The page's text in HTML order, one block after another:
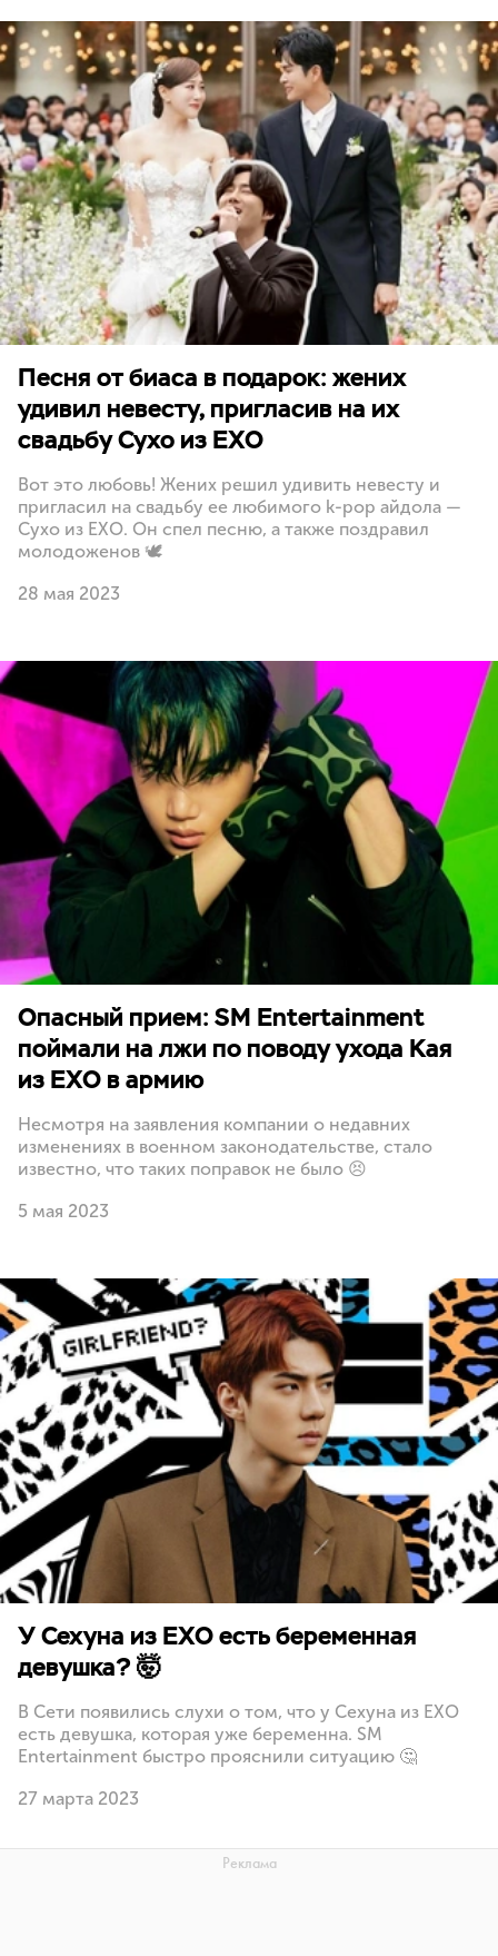
Песня от биаса в подарок: жених
удивил невесту, пригласив на их
свадьбу Сухо из EXO
Вот это любовь! Жених решил удивить невесту и
пригласил на свадьбу ее любимого k-pop айдола —
Сухо из EXO. Он спел песню, а также поздравил
молодоженов 🕊
28 мая 2023
Опасный прием: SM Entertainment
поймали на лжи по поводу ухода Кая
из EXO в армию
Несмотря на заявления компании о недавних
изменениях в военном законодательстве, стало
известно, что таких поправок не было 😣
5 мая 2023
У Сехуна из EXO есть беременная
девушка? 🤯
В Сети появились слухи о том, что у Сехуна из EXO
есть девушка, которая уже беременна. SM
Entertainment быстро прояснили ситуацию 🤔
27 марта 2023